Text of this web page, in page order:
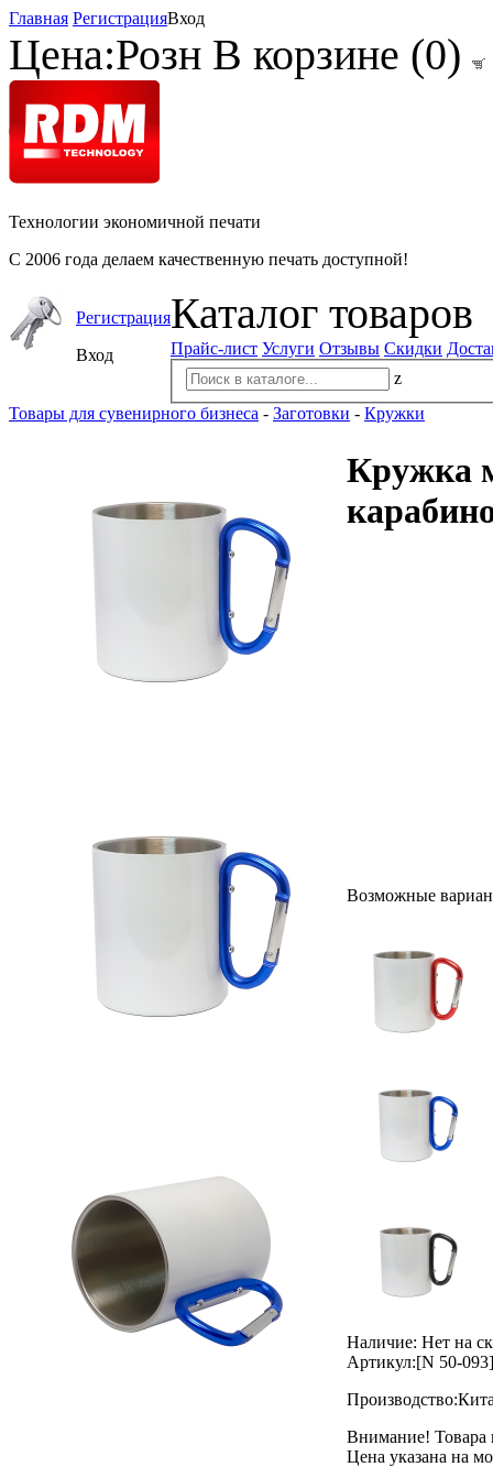
Главная РегистрацияВход
Цена:Розн В корзине (0)
Технологии экономичной печати
С 2006 года делаем качественную печать доступной!
Регистрация
Вход
Каталог товаров
Прайс-лист Услуги Отзывы Скидки
z
Товары для сувенирного бизнеса - Заготовки - Кружки
Кружка
Возможные
Наличие: Нет на
Артикул:[N 50-093]
Производство:
Внимание! Товара
Цена указана на